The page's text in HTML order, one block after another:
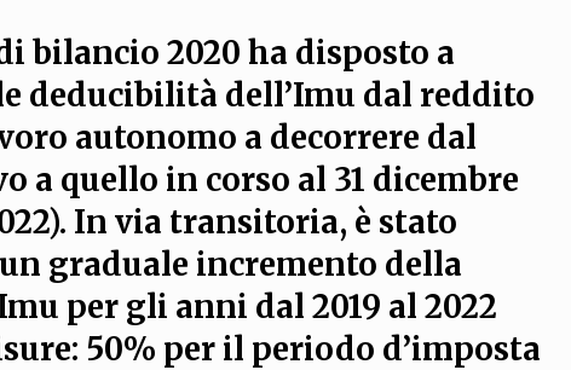
bilancio 2020 ha disposto a
deducibilità dell’Imu dal reddito
autonomo a decorrere dal
a quello in corso al 31 dicembre
. In via transitoria, è stato
graduale incremento della
per gli anni dal 2019 al 2022
50% per il periodo d’imposta